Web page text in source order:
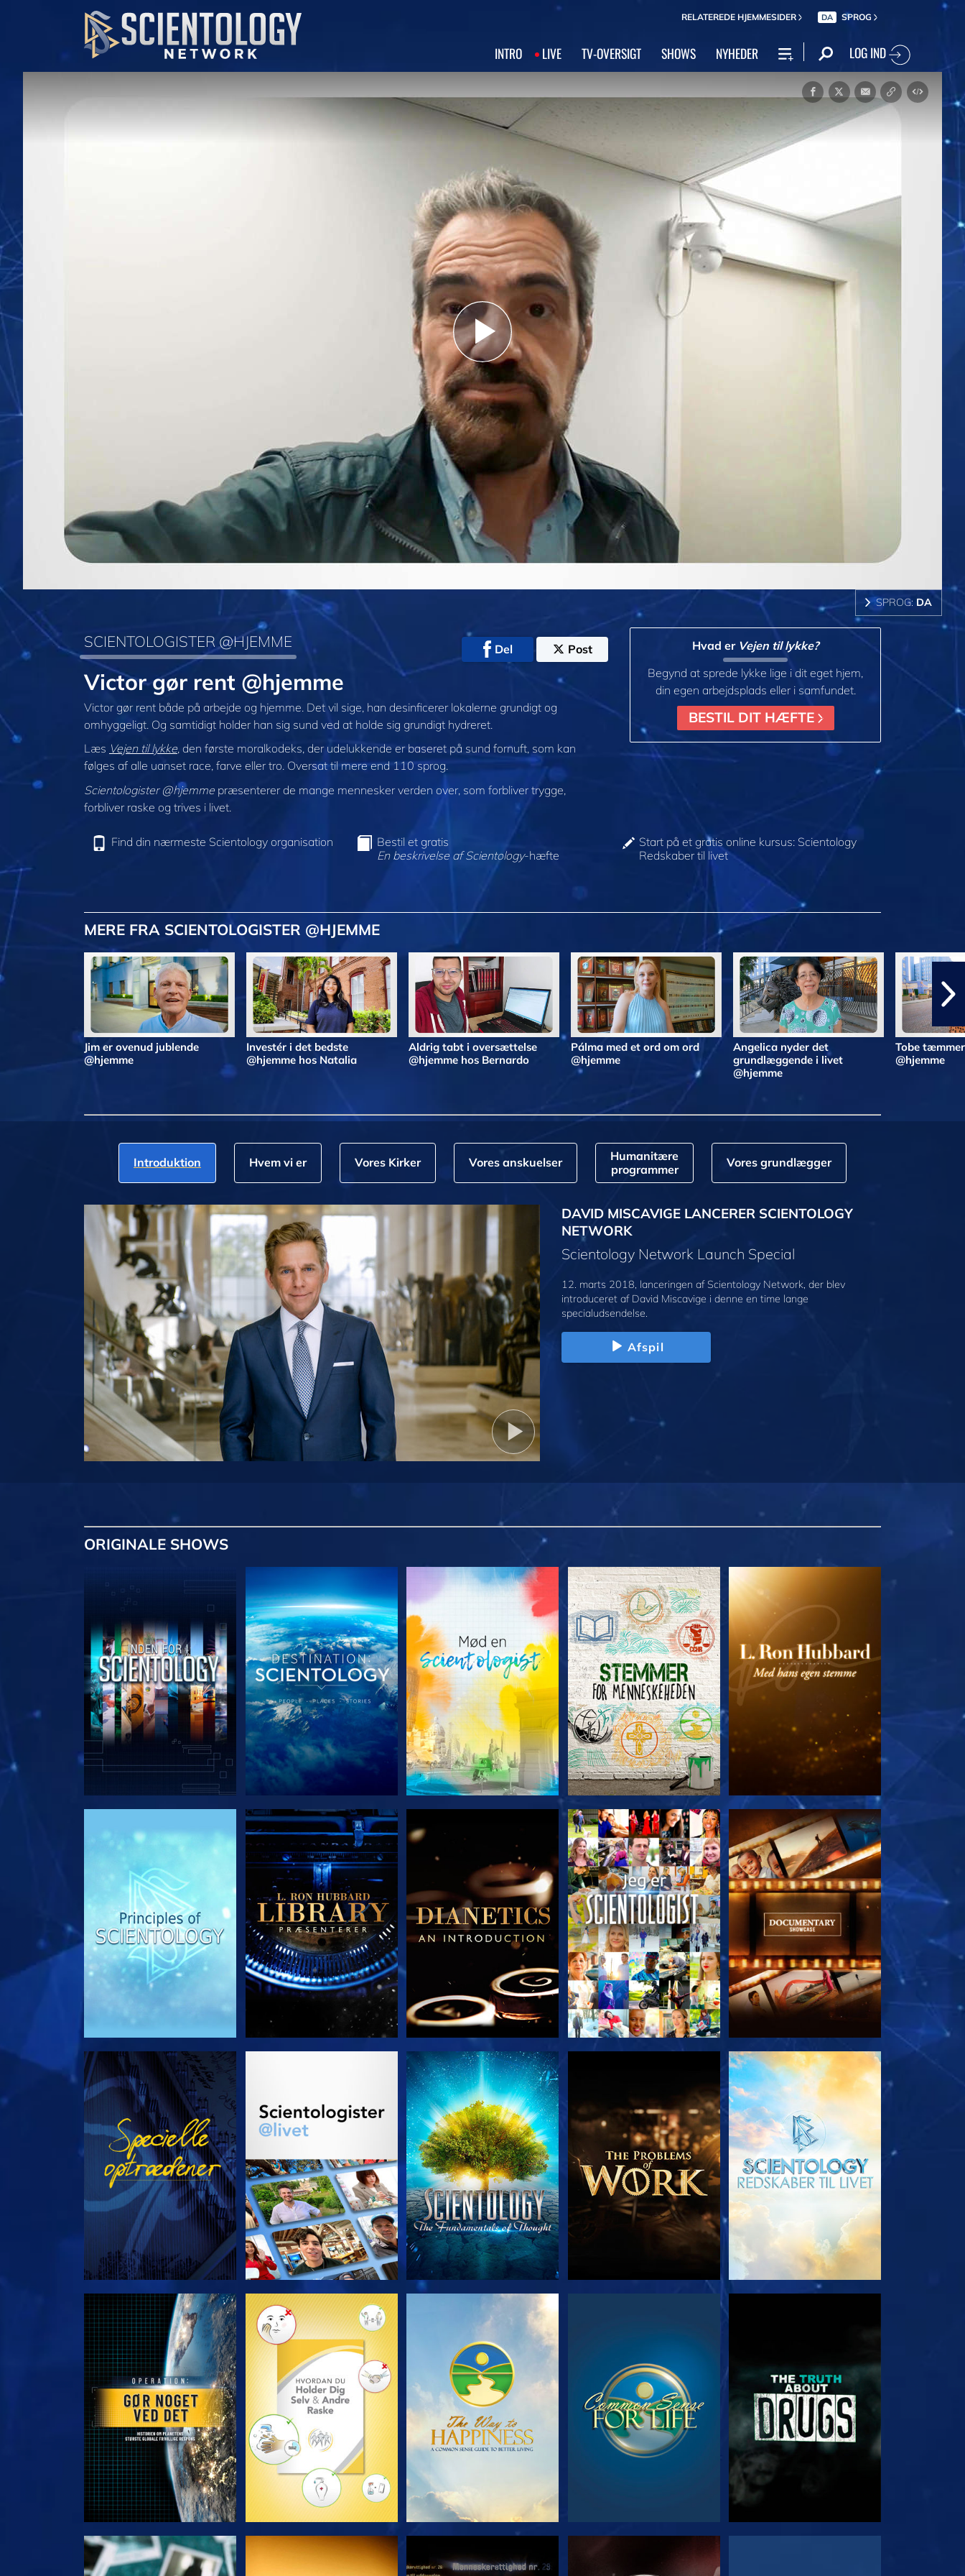
RELATEREDE HJEMMESIDER DA SPROG
INTRO LIVE TV‑OVERSIGT SHOWS NYHEDER LOG IND
Play
Video
SPROG: DA
SCIENTOLOGISTER @HJEMME Del Post
Victor gør rent @hjemme
Victor gør rent både på arbejde og hjemme. Det vil sige, han desinficerer lokalerne grundigt og
omhyggeligt. Og samtidigt holder han sig sund ved at holde sig grundigt hydreret.
Læs Vejen til lykke, den første moralkodeks, der udelukkende er baseret på sund fornuft, som kan
følges af alle uanset race, farve eller tro. Oversat til mere end 110 sprog.
Scientologister @hjemmepræsenterer de mange mennesker verden over, som forbliver trygge,
forbliver raske og trives i livet.
Hvad er Vejen til lykke?
Begynd at sprede lykke lige i dit eget hjem,
din egen arbejdsplads eller i samfundet.
BESTIL DIT HÆFTE
Find din nærmeste Scientology organisation
Bestil et gratis
En beskrivelse af Scientology-hæfte
Start på et gratis online kursus: Scientology
Redskaber til livet
MERE FRA SCIENTOLOGISTER @HJEMME
Jim er ovenud jublende
@hjemme
Investér i det bedste
@hjemme hos Natalia
Aldrig tabt i oversættelse
@hjemme hos Bernardo
Pálma med et ord om ord
@hjemme
Angelica nyder det
grundlæggende i livet
@hjemme
Tobe
@hjemme
Introduktion Hvem vi er Vores Kirker Vores anskuelser
Humanitære
programmer
Vores grundlægger
DAVID MISCAVIGE LANCERER SCIENTOLOGY
NETWORK
Scientology Network Launch Special
12. marts 2018, lanceringen af Scientology Network, der blev
introduceret af David Miscavige i denne en time lange
specialudsendelse.
Afspil
ORIGINALE SHOWS
UDFORSK SERIEN UDFORSK SERIEN UDFORSK SERIEN UDFORSK SERIEN UDFORSK SERIEN
SE UDFORSK SERIEN
UDFORSK SERIEN UDFORSK SERIEN